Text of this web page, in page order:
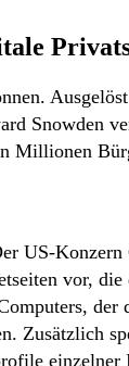
Snowden
Millionen
US-
vor,
Zusätzlich
einzelner